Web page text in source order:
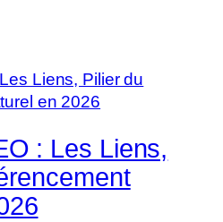
: Les Liens,